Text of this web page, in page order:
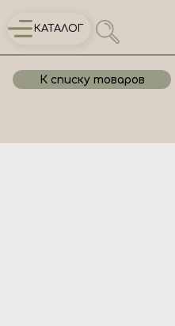
КАТАЛОГ
К списку товаров